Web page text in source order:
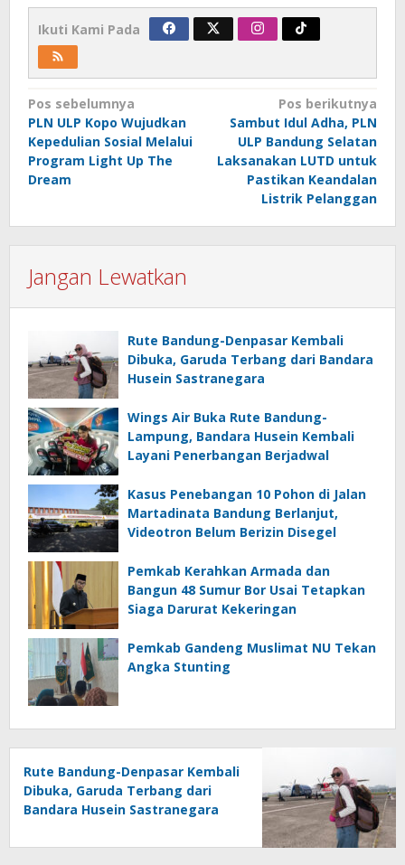
Ikuti Kami Pada
Navigasi
pos
Pos sebelumnya
PLN ULP Kopo Wujudkan
Kepedulian Sosial Melalui
Program Light Up The
Dream
Pos berikutnya
Sambut Idul Adha, PLN
ULP Bandung Selatan
Laksanakan LUTD untuk
Pastikan Keandalan
Listrik Pelanggan
Jangan Lewatkan
Rute Bandung-Denpasar Kembali
Dibuka, Garuda Terbang dari Bandara
Husein Sastranegara
Wings Air Buka Rute Bandung-
Lampung, Bandara Husein Kembali
Layani Penerbangan Berjadwal
Kasus Penebangan 10 Pohon di Jalan
Martadinata Bandung Berlanjut,
Videotron Belum Berizin Disegel
Pemkab Kerahkan Armada dan
Bangun 48 Sumur Bor Usai Tetapkan
Siaga Darurat Kekeringan
Pemkab Gandeng Muslimat NU Tekan
Angka Stunting
Rute Bandung-Denpasar Kembali
Dibuka, Garuda Terbang dari
Bandara Husein Sastranegara